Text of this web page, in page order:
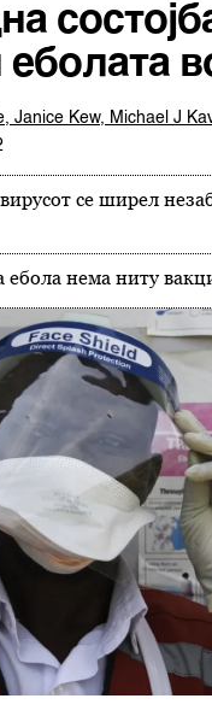
Janice Kew, Michael J
се ширел
ебола нема ниту